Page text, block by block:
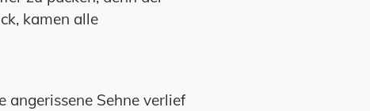
kamen alle
Sehne verlief